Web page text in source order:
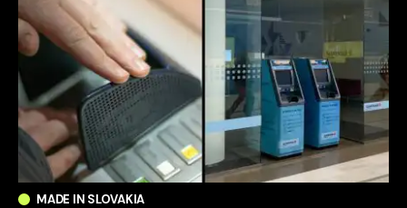
MADE IN SLOVAKIA